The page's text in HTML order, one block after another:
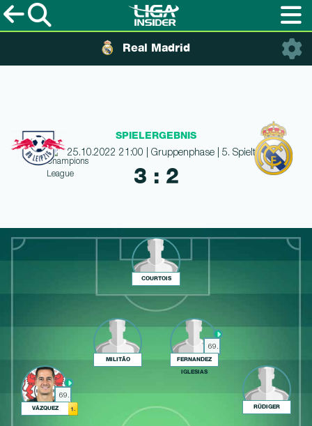
Real Madrid
SPIELERGEBNIS
25.10.2022 21:00 | Gruppenphase | 5. Spieltag
3 : 2
COURTOIS
MILITÃO
69.
FERNANDEZ
IGLESIAS
69.
VÁZQUEZ 1. RÜDIGER